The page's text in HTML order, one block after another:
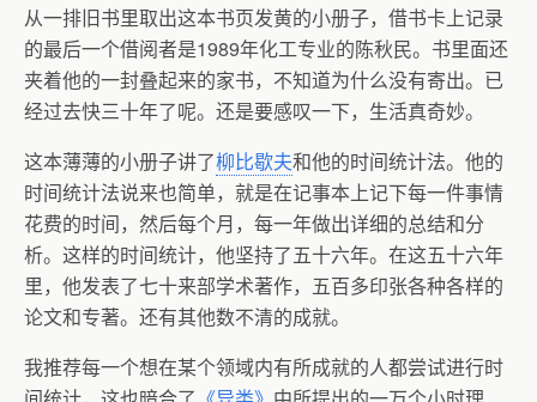
从一排旧书里取出这本书页发黄的小册子，借书卡上记录
的最后一个借阅者是1989年化工专业的陈秋民。书里面还
夹着他的一封叠起来的家书，不知道为什么没有寄出。已
经过去快三十年了呢。还是要感叹一下，生活真奇妙。
这本薄薄的小册子讲了柳比歇夫和他的时间统计法。他的
时间统计法说来也简单，就是在记事本上记下每一件事情
花费的时间，然后每个月，每一年做出详细的总结和分
析。这样的时间统计，他坚持了五十六年。在这五十六年
里，他发表了七十来部学术著作，五百多印张各种各样的
论文和专著。还有其他数不清的成就。
我推荐每一个想在某个领域内有所成就的人都尝试进行时